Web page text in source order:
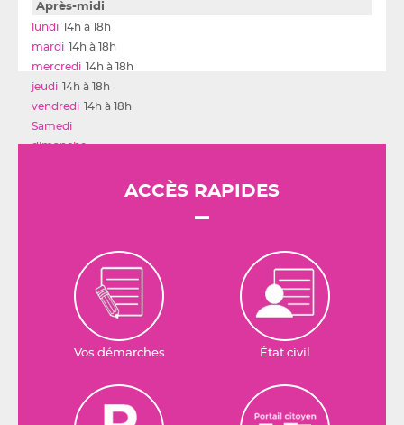
Après-midi
14h à 18h
14h à 18h
14h à 18h
14h à 18h
14h à 18h
ACCÈS RAPIDES
Vos démarches État civil